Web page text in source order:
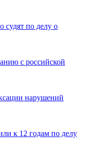
судят по делу о
с российской
нарушений
к 12 годам по делу